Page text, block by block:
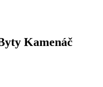
Kamenáč